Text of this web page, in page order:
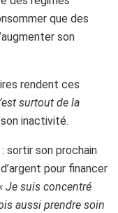
que des
son
rendent ces
surtout de la
inactivité.
sortir son prochain
pour financer
Je suis concentré
aussi prendre soin